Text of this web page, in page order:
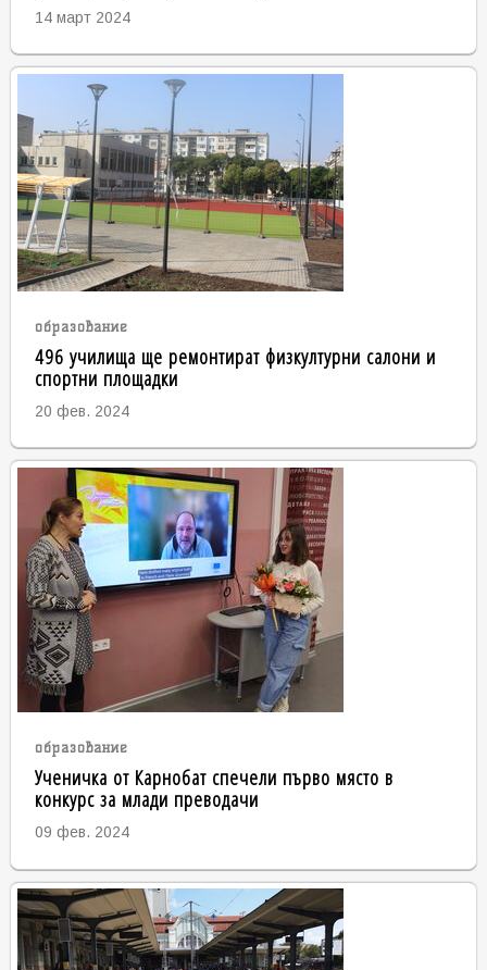
14 март 2024
образование
496 училища ще ремонтират физкултурни салони и
спортни площадки
20 фев. 2024
образование
Ученичка от Карнобат спечели първо място в
конкурс за млади преводачи
09 фев. 2024